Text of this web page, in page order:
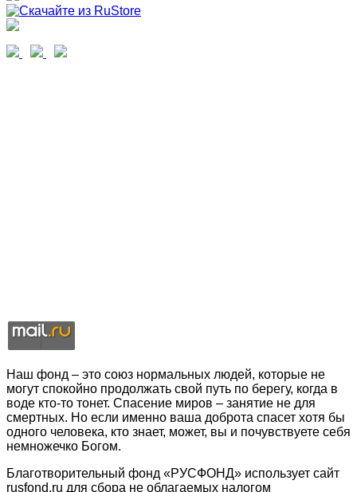
Наш фонд – это союз нормальных людей, которые не
могут спокойно продолжать свой путь по берегу, когда в
воде кто-то тонет. Спасение миров – занятие не для
смертных. Но если именно ваша доброта спасет хотя бы
одного человека, кто знает, может, вы и почувствуете себя
немножечко Богом.
Благотворительный фонд «РУСФОНД» использует сайт
rusfond.ru для сбора не облагаемых налогом